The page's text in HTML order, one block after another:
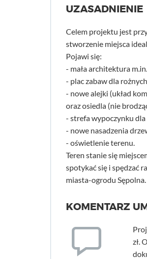
UZASADNIENIE
Celem projektu jest
stworzenie miejsca
Pojawi się:
- mała architektura
- plac zabaw dla
- nowe alejki (układ
oraz osiedla (nie
- strefa wypoczynku dla
- nowe nasadzenia
- oświetlenie terenu.
Teren stanie się
spotykać się i spędzać
miasta-ogrodu Sępolna.
KOMENTARZ
zł.